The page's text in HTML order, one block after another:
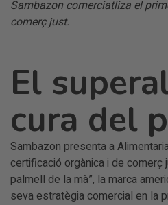
Sambazon comerciatliza el
comerç just.
El
cura del
Sambazon presenta a
certificació orgànica i de comerç
palmell de la mà”, la marca
seva estratègia comercial en la